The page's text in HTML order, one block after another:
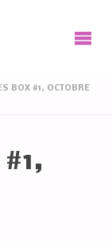
BOX #1, OCTOBRE